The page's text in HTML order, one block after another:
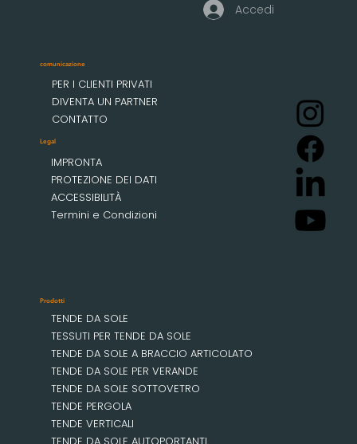
Prodotti
TENDE DA SOLE
TESSUTI PER TENDE DA SOLE
TENDE DA SOLE A BRACCIO ARTICOLATO
TENDE DA SOLE PER VERANDE
TENDE DA SOLE SOTTOVETRO
TENDE PERGOLA
TENDE VERTICALI
TENDE DA SOLE AUTOPORTANTI
comunicazione
PER I CLIENTI PRIVATI
DIVENTA UN PARTNER
CONTATTO
Legal
IMPRONTA
PROTEZIONE DEI DATI
ACCESSIBILITÀ
Termini e Condizioni
Accedi